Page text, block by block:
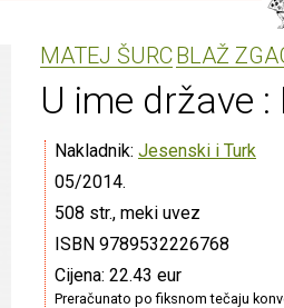
MATEJ ŠURCBLAŽ
U ime države
Nakladnik: Jesenski i Turk
05/2014.
508 str., meki uvez
ISBN 9789532226768
Cijena: 22.43 eur
Preračunato po fiksnom tečaju